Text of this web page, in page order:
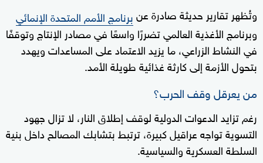
وتُظهر تقارير حديثة صادرة عنبرنامج الأمم المتحدة الإنمائي
وبرنامج الأغذية العالمي تضررًا واسعًا في مصادر الإنتاج وتوقفًا
في النشاط الزراعي، ما يزيد الاعتماد على المساعدات ويهدد
بتحول الأزمة إلى كارثة غذائية طويلة الأمد.
من يعرقل وقف الحرب؟
رغم تزايد الدعوات الدولية لوقف إطلاق النار، لا تزال جهود
التسوية تواجه عراقيل كبيرة، ترتبط بتشابك المصالح داخل بنية
السلطة العسكرية والسياسية.